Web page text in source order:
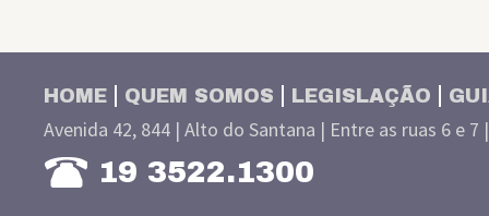
HOME QUEM SOMOS LEGISLAÇÃO
Avenida 42, 844 | Alto do Santana | Entre as ruas 6 e 7
19 3522.1300